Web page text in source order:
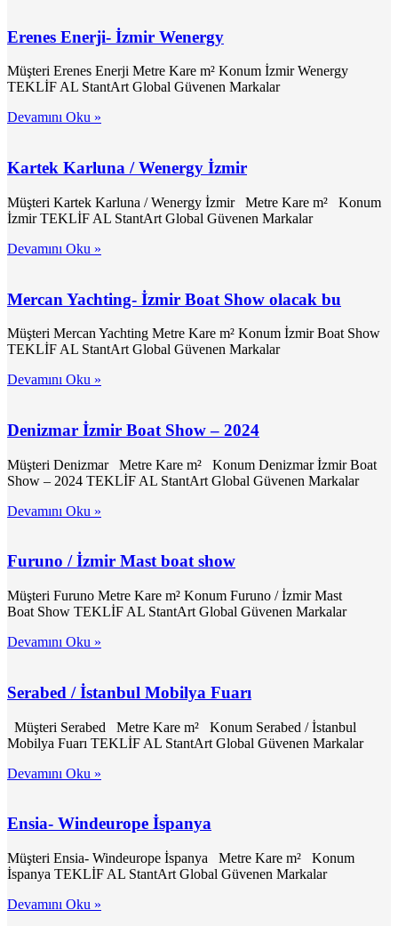
Erenes Enerji- İzmir Wenergy
Müşteri Erenes Enerji Metre Kare m² Konum İzmir Wenergy
TEKLİF AL StantArt Global Güvenen Markalar
Devamını Oku »
Kartek Karluna / Wenergy İzmir
Müşteri Kartek Karluna / Wenergy İzmir Metre Kare m² Konum
İzmir TEKLİF AL StantArt Global Güvenen Markalar
Devamını Oku »
Mercan Yachting- İzmir Boat Show olacak bu
Müşteri Mercan Yachting Metre Kare m² Konum İzmir Boat Show
TEKLİF AL StantArt Global Güvenen Markalar
Devamını Oku »
Denizmar İzmir Boat Show – 2024
Müşteri Denizmar Metre Kare m² Konum Denizmar İzmir Boat
Show – 2024 TEKLİF AL StantArt Global Güvenen Markalar
Devamını Oku »
Furuno / İzmir Mast boat show
Müşteri Furuno Metre Kare m² Konum Furuno / İzmir Mast
Boat Show TEKLİF AL StantArt Global Güvenen Markalar
Devamını Oku »
Serabed / İstanbul Mobilya Fuarı
Müşteri Serabed Metre Kare m² Konum Serabed / İstanbul
Mobilya Fuarı TEKLİF AL StantArt Global Güvenen Markalar
Devamını Oku »
Ensia- Windeurope İspanya
Müşteri Ensia- Windeurope İspanya Metre Kare m² Konum
İspanya TEKLİF AL StantArt Global Güvenen Markalar
Devamını Oku »